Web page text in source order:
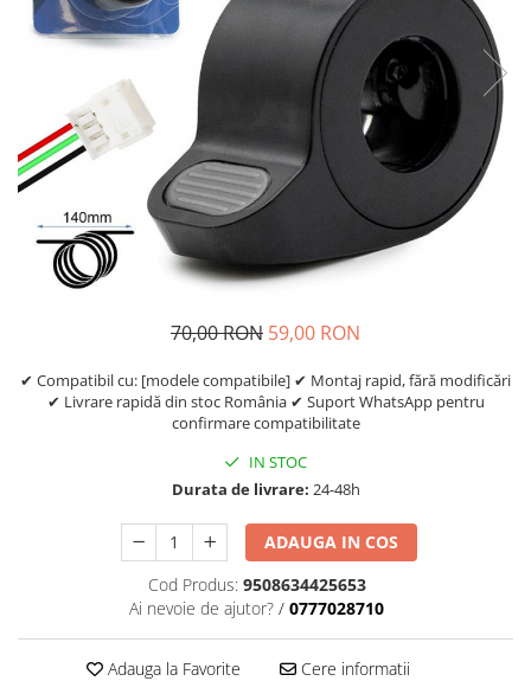
Etrieri
https://www.doctortrotineta.ro/lumini
Stop trotineta
Faruri
https://www.doctortrotineta.ro/cadru
Aparatori (aripi)
Cricuri trotineta
Suruburi
Suspensie
70,00 RON 59,00 RON
✔ Compatibil cu: [modele compatibile] ✔ Montaj rapid, fără modificări
✔ Livrare rapidă din stoc România ✔ Suport WhatsApp pentru
confirmare compatibilitate
IN STOC
Durata de livrare: 24-48h
ADAUGA IN COS
Cod Produs: 9508634425653
Ai nevoie de ajutor? / 0777028710
Adauga la Favorite Cere informatii